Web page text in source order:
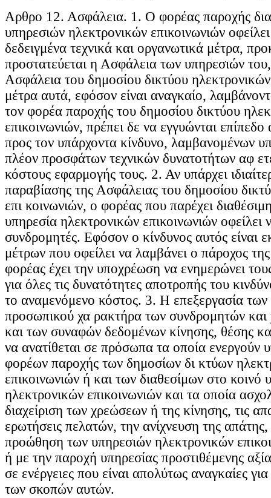
Aρθρο 12. Ασφάλεια. 1. Ο φορέας παροχής
υπηρεσιών ηλεκτρονικών επικοινωνιών
δεδειγμένα τεχνικά και οργανωτικά μέτρα,
προστατεύεται η Ασφάλεια των υπηρεσιών
Ασφάλεια του δημοσίου δικτύου
μέτρα αυτά, εφόσον είναι αναγκαίο,
τον φορέα παροχής του δημοσίου δικτύου
επικοινωνιών, πρέπει δε να εγγυώνται
προς τον υπάρχοντα κίνδυνο, λαμβανομένων
πλέον προσφάτων τεχνικών δυνατοτήτων αφ
κόστους εφαρμογής τους. 2. Αν υπάρχει
παραβίασης της Ασφάλειας του δημοσίου
επι κοινωνιών, ο φορέας που παρέχει
υπηρεσία ηλεκτρονικών επικοινωνιών οφείλει
συνδρομητές. Εφόσον ο κίνδυνος αυτός είναι
μέτρων που οφείλει να λαμβάνει ο πάροχος
φορέας έχει την υποχρέωση να ενημερώνει
για όλες τις δυνατότητες αποτροπής του
το αναμενόμενο κόστος. 3. Η επεξεργασία
προσωπικού χα ρακτήρα των συνδρομητών
και των συναφών δεδομένων κίνησης, θέσης
να ανατίθεται σε πρόσωπα τα οποία ενεργούν
φορέων παροχής των δημοσίων δι κτύων
επικοινωνιών ή και των διαθεσίμων στο κοινό
ηλεκτρονικών επικοινωνιών και τα οποία
διαχείριση των χρεώσεων ή της κίνησης, τις
ερωτήσεις πελατών, την ανίχνευση της
προώθηση των υπηρεσιών ηλεκτρονικών
ή με την παροχή υπηρεσίας προστιθέμενης
σε ενέργειες που είναι απολύτως αναγκαίες
των σκοπών αυτών.